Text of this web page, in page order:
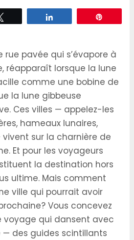
rue pavée qui s’évapore à
réapparaît lorsque la lune
comme une bobine de
la lune gibbeuse
Ces villes — appelez-les
hameaux lunaires,
sur la charnière de
Et pour les voyageurs
la destination hors
ultime. Mais comment
ville qui pourrait avoir
Vous concevez
voyage qui dansent avec
— des guides scintillants